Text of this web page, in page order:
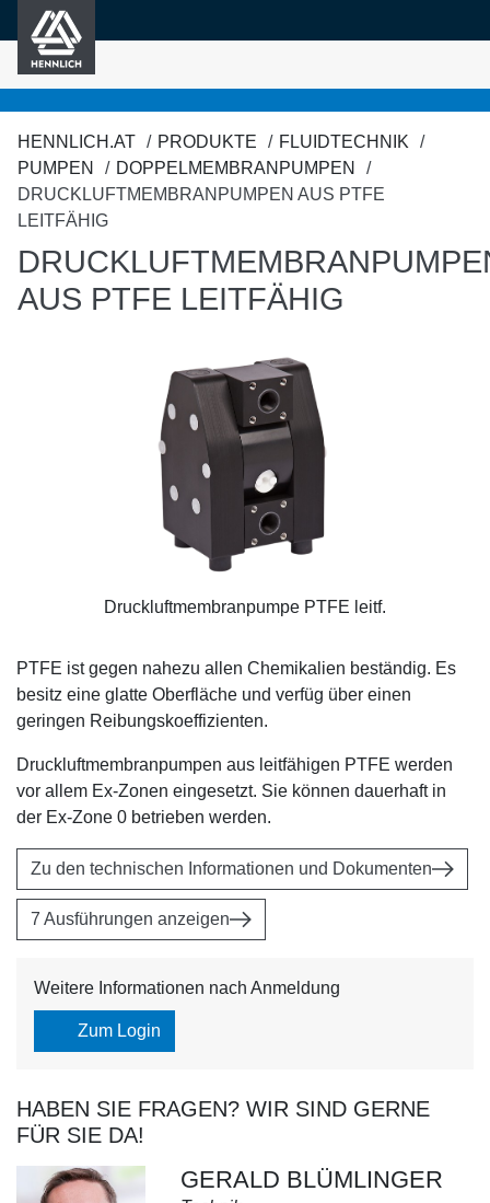
springen
HENNLICH.AT PRODUKTE
FLUIDTECHNIK
PUMPEN
DOPPELMEMBRANPUMPEN
DRUCKLUFTMEMBRANPUMPEN AUS PTFE
LEITFÄHIG
AUS PTFE LEITFÄHIG
Druckluftmembranpumpe PTFE leitf.
PTFE ist gegen nahezu allen Chemikalien beständig. Es
besitz eine glatte Oberfläche und verfüg über einen
geringen Reibungskoeffizienten.
Druckluftmembranpumpen aus leitfähigen PTFE werden
vor allem Ex-Zonen eingesetzt. Sie können dauerhaft in
der Ex-Zone 0 betrieben werden.
Zu den technischen Informationen und Dokumenten
7 Ausführungen anzeigen
Weitere Informationen nach Anmeldung
Zum Login
HABEN SIE FRAGEN? WIR SIND GERNE
FÜR SIE DA!
GERALD BLÜMLINGER